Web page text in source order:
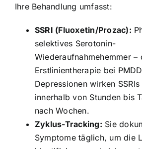
Ihre Behandlung umfasst:
SSRI (Fluoxetin/Prozac):
selektives Serotonin-
Wiederaufnahmehemmer –
Erstlinientherapie bei
Depressionen wirken
innerhalb von Stunden bis
nach Wochen.
Zyklus-Tracking: Sie
Symptome täglich, um die